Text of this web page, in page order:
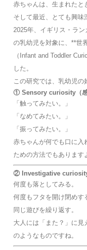
赤ちゃんは、生まれたと
そして最近、とても興味
2025年、イギリス・ラ
の乳幼児を対象に、**世
（Infant and Toddler
した。
この研究では、乳幼児の
① Sensory curiosity（感
「触ってみたい。」
「なめてみたい。」
「振ってみたい。」
赤ちゃんが何でも口に入
ための方法でもあります
② Investigative curiosity
何度も落としてみる。
何度もフタを開け閉めす
同じ遊びを繰り返す。
大人には「また？」に見
のようなものですね。